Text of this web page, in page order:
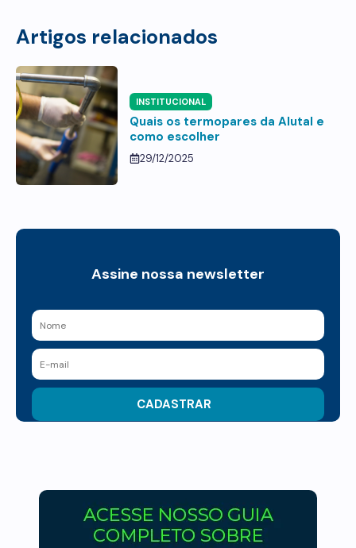
Artigos relacionados
INSTITUCIONAL
Quais os termopares da Alutal e
como escolher
29/12/2025
Assine nossa newsletter